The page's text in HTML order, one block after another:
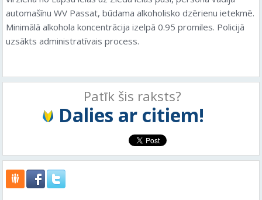
automašīnu WV Passat, būdama alkoholisko dzērienu ietekmē.
Minimālā alkohola koncentrācija izelpā 0.95 promiles. Policijā
uzsākts administratīvais process.
Patīk šis raksts?
Dalies ar citiem!